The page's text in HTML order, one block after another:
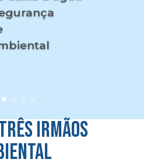
Irmãos